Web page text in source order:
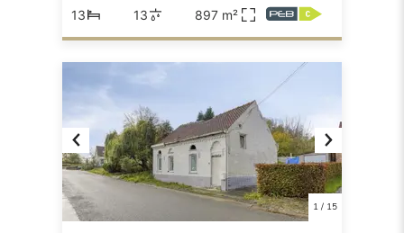
13 13 897 m²
Previous Next
1/ 15